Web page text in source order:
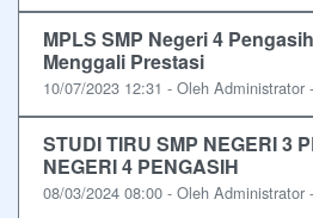
MPLS SMP Negeri 4
Menggali Prestasi
10/07/2023 12:31 - Oleh Administrator
STUDI TIRU SMP NEGERI 3
NEGERI 4 PENGASIH
08/03/2024 08:00 - Oleh Administrator